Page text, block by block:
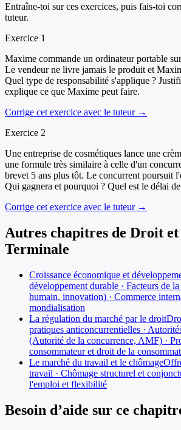
Entraîne-toi sur ces exercices, puis fais-toi
tuteur.
Exercice 1
Maxime commande un ordinateur portable
Le vendeur ne livre jamais le produit et
Quel type de responsabilité s'applique ?
explique ce que Maxime peut faire.
Corrige cet exercice avec le tuteur →
Exercice 2
Une entreprise de cosmétiques lance une
une formule très similaire à celle d'un
brevet 5 ans plus tôt. Le concurrent poursuit
Qui gagnera et pourquoi ? Quel est le délai
Corrige cet exercice avec le tuteur →
Autres chapitres de Droit et
Terminale
Croissance économique et
développement durable · Facteurs de
humain, innovation) · Commerce
mondialisation
La régulation du marché par le droit
pratiques anticoncurrentielles ·
(Autorité de la concurrence, AMF) ·
consommateur et droit de la
Le marché du travail et le chômage
travail · Chômage structurel et
l'emploi et flexibilité
Besoin d’aide sur ce